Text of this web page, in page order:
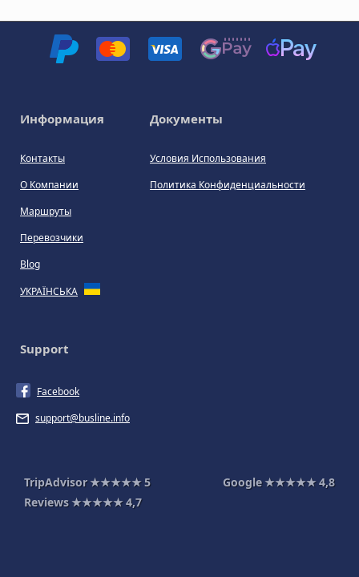
Информация
Контакты
О Компании
Маршруты
Перевозчики
Blog
УКРАЇНСЬКА
Документы
Условия Использования
Политика Конфиденциальности
Support
Facebook
support@busline.info
TripAdvisor ★★★★★5 Google ★★★★★4,8
Reviews ★★★★★4,7